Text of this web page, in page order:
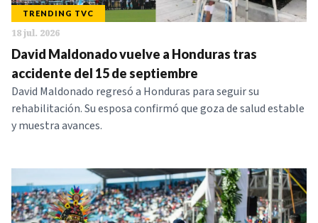
TRENDING TVC
18 jul. 2026
David Maldonado vuelve a Honduras tras
accidente del 15 de septiembre
David Maldonado regresó a Honduras para seguir su
rehabilitación. Su esposa confirmó que goza de salud estable
y muestra avances.